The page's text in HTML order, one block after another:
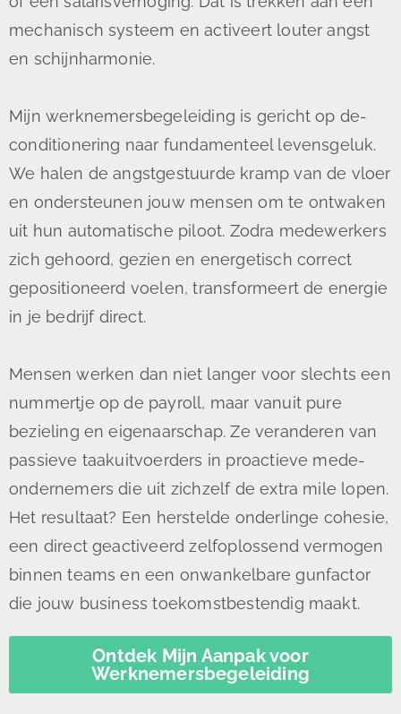
mechanisch systeem en activeert louter angst
en schijnharmonie.
Mijn werknemersbegeleiding is gericht op de-
conditionering naar fundamenteel levensgeluk.
We halen de angstgestuurde kramp van de vloer
en ondersteunen jouw mensen om te ontwaken
uit hun automatische piloot. Zodra medewerkers
zich gehoord, gezien en energetisch correct
gepositioneerd voelen, transformeert de energie
in je bedrijf direct.
Mensen werken dan niet langer voor slechts een
nummertje op de payroll, maar vanuit pure
bezieling en eigenaarschap. Ze veranderen van
passieve taakuitvoerders in proactieve mede-
ondernemers die uit zichzelf de extra mile lopen.
Het resultaat? Een herstelde onderlinge cohesie,
een direct geactiveerd zelfoplossend vermogen
binnen teams en een onwankelbare gunfactor
die jouw business toekomstbestendig maakt.
Ontdek Mijn Aanpak voor
Werknemersbegeleiding